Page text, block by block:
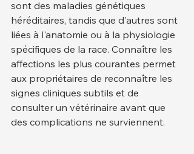
sont des maladies génétiques
héréditaires, tandis que d'autres sont
liées à l'anatomie ou à la physiologie
spécifiques de la race. Connaître les
affections les plus courantes permet
aux propriétaires de reconnaître les
signes cliniques subtils et de
consulter un vétérinaire avant que
des complications ne surviennent.